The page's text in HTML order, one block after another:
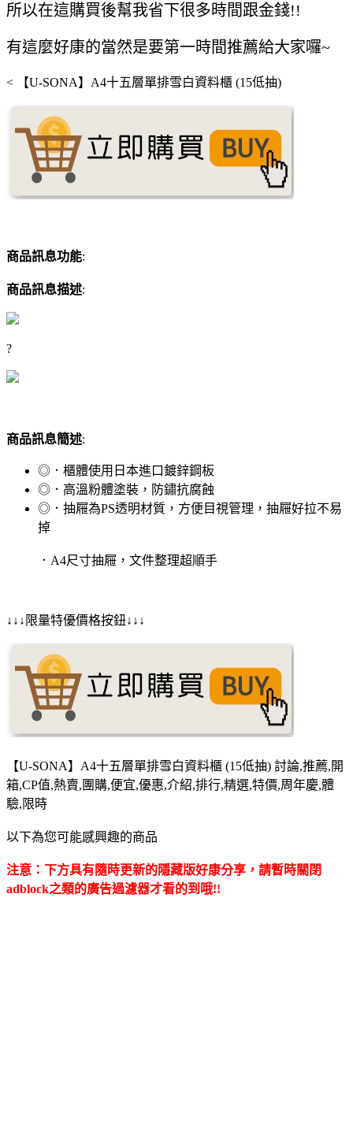
所以在這購買後幫我省下很多時間跟金錢!!
有這麼好康的當然是要第一時間推薦給大家囉~
< 【U-SONA】A4十五層單排雪白資料櫃 (15低抽)
商品訊息功能:
商品訊息描述:
?
商品訊息簡述:
◎．櫃體使用日本進口鍍鋅鋼板
◎．高溫粉體塗裝，防鏽抗腐蝕
◎．抽屜為PS透明材質，方便目視管理，抽屜好拉不易
掉
．A4尺寸抽屜，文件整理超順手
↓↓↓限量特優價格按鈕↓↓↓
【U-SONA】A4十五層單排雪白資料櫃 (15低抽) 討論,推薦,開
箱,CP值,熱賣,團購,便宜,優惠,介紹,排行,精選,特價,周年慶,體
驗,限時
以下為您可能感興趣的商品
注意：下方具有隨時更新的隱藏版好康分享，請暫時關閉
adblock之類的廣告過濾器才看的到哦!!